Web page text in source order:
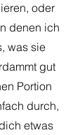
oder
denen ich
was sie
gut
Portion
durch,
etwas